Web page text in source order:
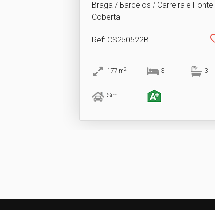
Braga / Barcelos / Carreira e Fonte
Coberta
Ref: CS250522B
177 m2 3 3
Sim